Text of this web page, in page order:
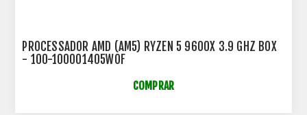
PROCESSADOR AMD (AM5) RYZEN 5 9600X 3.9 GHZ BOX
- 100-100001405WOF
COMPRAR